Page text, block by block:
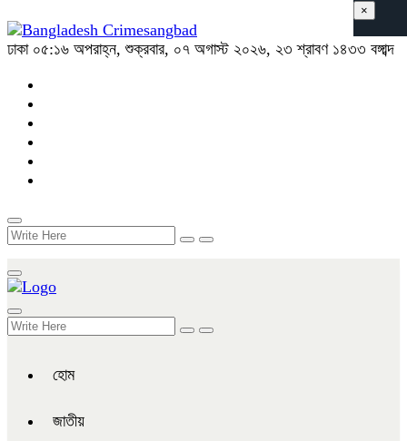
ঢাকা ০৫:১৬ অপরাহ্ন, শুক্রবার, ০৭ অগাস্ট ২০২৬, ২৩ শ্রাবণ ১৪৩৩ বঙ্গাব্দ
হোম
জাতীয়
×